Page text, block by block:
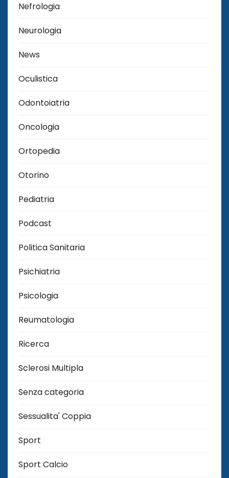
Nefrologia
Neurologia
News
Oculistica
Odontoiatria
Oncologia
Ortopedia
Otorino
Pediatria
Podcast
Politica Sanitaria
Psichiatria
Psicologia
Reumatologia
Ricerca
Sclerosi Multipla
Senza categoria
Sessualita' Coppia
Sport
Sport Calcio